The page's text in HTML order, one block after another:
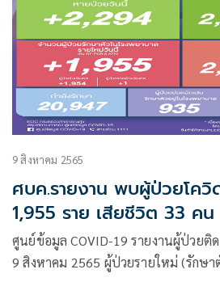
9 สิงหาคม 2565
ศบค.รายงาน พบผู้ป่วยโควิ
1,955 ราย เสียชีวิต 33 คน
ศูนย์ข้อมูล COVID-19 รายงานผู้ป่วยติดเชื้อโควิด-19 วันอังคารที่
9 สิงหาคม 2565 ผู้ป่วยรายใหม่ (รักษา